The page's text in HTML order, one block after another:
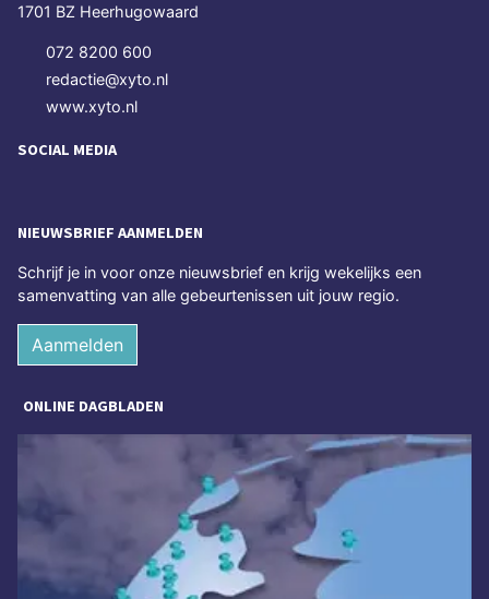
1701 BZ Heerhugowaard
072 8200 600
redactie@xyto.nl
www.xyto.nl
SOCIAL MEDIA
NIEUWSBRIEF AANMELDEN
Schrijf je in voor onze nieuwsbrief en krijg wekelijks een
samenvatting van alle gebeurtenissen uit jouw regio.
Aanmelden
ONLINE DAGBLADEN